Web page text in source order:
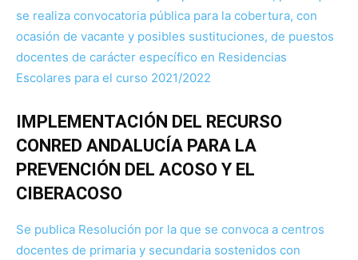
se realiza convocatoria pública para la cobertura, con
ocasión de vacante y posibles sustituciones, de puestos
docentes de carácter específico en Residencias
Escolares para el curso 2021/2022
IMPLEMENTACIÓN DEL RECURSO
CONRED ANDALUCÍA PARA LA
PREVENCIÓN DEL ACOSO Y EL
CIBERACOSO
Se publica Resolución por la que se convoca a centros
docentes de primaria y secundaria sostenidos con